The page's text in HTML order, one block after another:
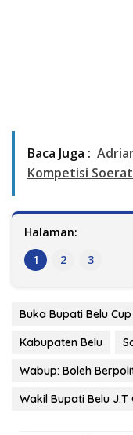
Baca Juga :
Kompetisi
Halaman:
1
2 3
Buka Bupati Belu Cup
Kabupaten Belu
Wabup: Boleh
Wakil Bupati Belu J.T